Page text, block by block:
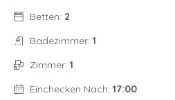
Betten: 2
Badezimmer: 1
Zimmer: 1
Einchecken Nach: 17:00